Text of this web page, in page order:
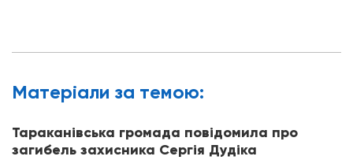
Матерiали за темою:
Тараканівська громада повідомила про
загибель захисника Сергія Дудіка